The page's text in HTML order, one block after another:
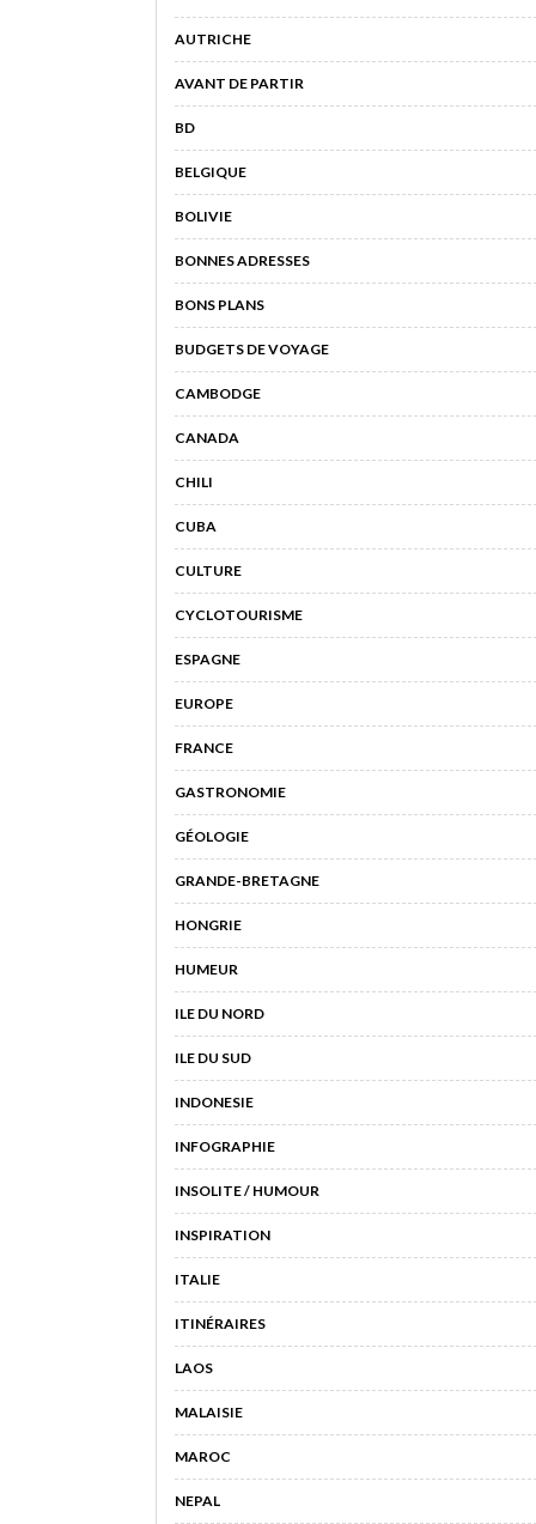
AUTRICHE
AVANT DE PARTIR
BD
BELGIQUE
BOLIVIE
BONNES ADRESSES
BONS PLANS
BUDGETS DE VOYAGE
CAMBODGE
CANADA
CHILI
CUBA
CULTURE
CYCLOTOURISME
ESPAGNE
EUROPE
FRANCE
GASTRONOMIE
GÉOLOGIE
GRANDE-BRETAGNE
HONGRIE
HUMEUR
ILE DU NORD
ILE DU SUD
INDONESIE
INFOGRAPHIE
INSOLITE / HUMOUR
INSPIRATION
ITALIE
ITINÉRAIRES
LAOS
MALAISIE
MAROC
NEPAL